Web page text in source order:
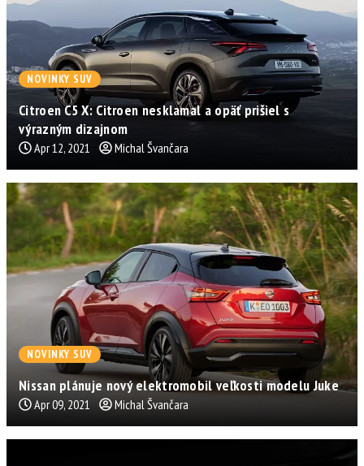
NOVINKY SUV
Citroen C5 X: Citroen nesklamal a opäť prišiel s
výrazným dizajnom
Apr 12, 2021 Michal Švančara
NOVINKY SUV
Nissan plánuje nový elektromobil veľkosti modelu Juke
Apr 09, 2021 Michal Švančara